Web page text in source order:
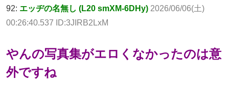
92: エッヂの名無し (L20 smXM-6DHy) 2026/06/06(土)
00:26:40.537 ID:3JIRB2LxM
やんの写真集がエロくなかったのは意
外ですね